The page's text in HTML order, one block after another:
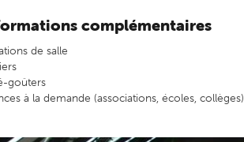
complémentaires
de salle
goûters
à la demande (associations, écoles, collèges)